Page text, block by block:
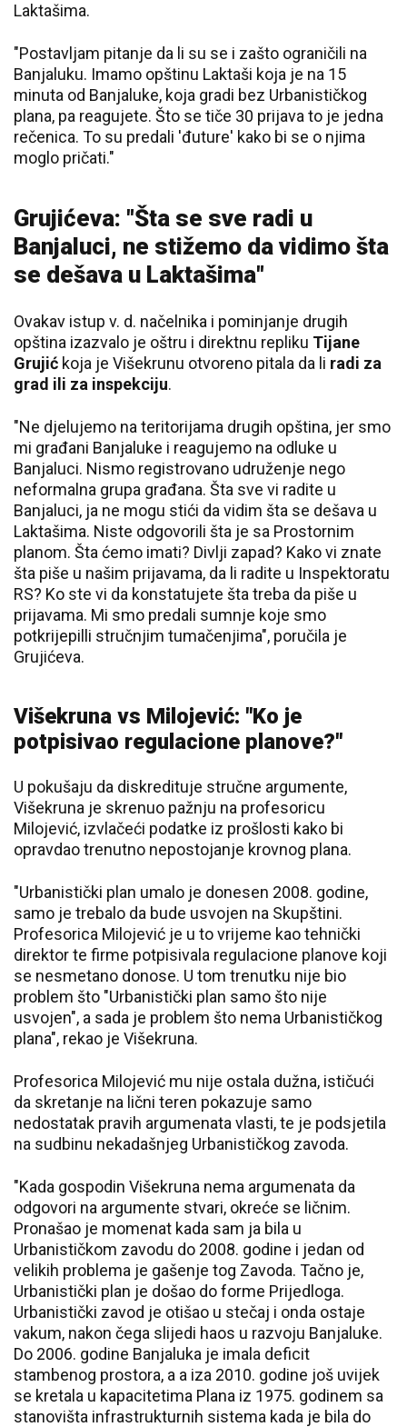
Laktašima.
"Postavljam pitanje da li su se i zašto ograničili na
Banjaluku. Imamo opštinu Laktaši koja je na 15
minuta od Banjaluke, koja gradi bez Urbanističkog
plana, pa reagujete. Što se tiče 30 prijava to je jedna
rečenica. To su predali 'đuture' kako bi se o njima
moglo pričati."
Grujićeva: "Šta se sve radi u
Banjaluci, ne stižemo da vidimo šta
se dešava u Laktašima"
Ovakav istup v. d. načelnika i pominjanje drugih
opština izazvalo je oštru i direktnu repliku Tijane
Grujić koja je Višekrunu otvoreno pitala da li radi za
grad ili za inspekciju.
"Ne djelujemo na teritorijama drugih opština, jer smo
mi građani Banjaluke i reagujemo na odluke u
Banjaluci. Nismo registrovano udruženje nego
neformalna grupa građana. Šta sve vi radite u
Banjaluci, ja ne mogu stići da vidim šta se dešava u
Laktašima. Niste odgovorili šta je sa Prostornim
planom. Šta ćemo imati? Divlji zapad? Kako vi znate
šta piše u našim prijavama, da li radite u Inspektoratu
RS? Ko ste vi da konstatujete šta treba da piše u
prijavama. Mi smo predali sumnje koje smo
potkrijepilli stručnjim tumačenjima", poručila je
Grujićeva.
Višekruna vs Milojević: "Ko je
potpisivao regulacione planove?"
U pokušaju da diskredituje stručne argumente,
Višekruna je skrenuo pažnju na profesoricu
Milojević, izvlačeći podatke iz prošlosti kako bi
opravdao trenutno nepostojanje krovnog plana.
"Urbanistički plan umalo je donesen 2008. godine,
samo je trebalo da bude usvojen na Skupštini.
Profesorica Milojević je u to vrijeme kao tehnički
direktor te firme potpisivala regulacione planove koji
se nesmetano donose. U tom trenutku nije bio
problem što "Urbanistički plan samo što nije
usvojen", a sada je problem što nema Urbanističkog
plana", rekao je Višekruna.
Profesorica Milojević mu nije ostala dužna, ističući
da skretanje na lični teren pokazuje samo
nedostatak pravih argumenata vlasti, te je podsjetila
na sudbinu nekadašnjeg Urbanističkog zavoda.
"Kada gospodin Višekruna nema argumenata da
odgovori na argumente stvari, okreće se ličnim.
Pronašao je momenat kada sam ja bila u
Urbanističkom zavodu do 2008. godine i jedan od
velikih problema je gašenje tog Zavoda. Tačno je,
Urbanistički plan je došao do forme Prijedloga.
Urbanistički zavod je otišao u stečaj i onda ostaje
vakum, nakon čega slijedi haos u razvoju Banjaluke.
Do 2006. godine Banjaluka je imala deficit
stambenog prostora, a a iza 2010. godine još uvijek
se kretala u kapacitetima Plana iz 1975. godinem sa
stanovišta infrastrukturnih sistema kada je bila do